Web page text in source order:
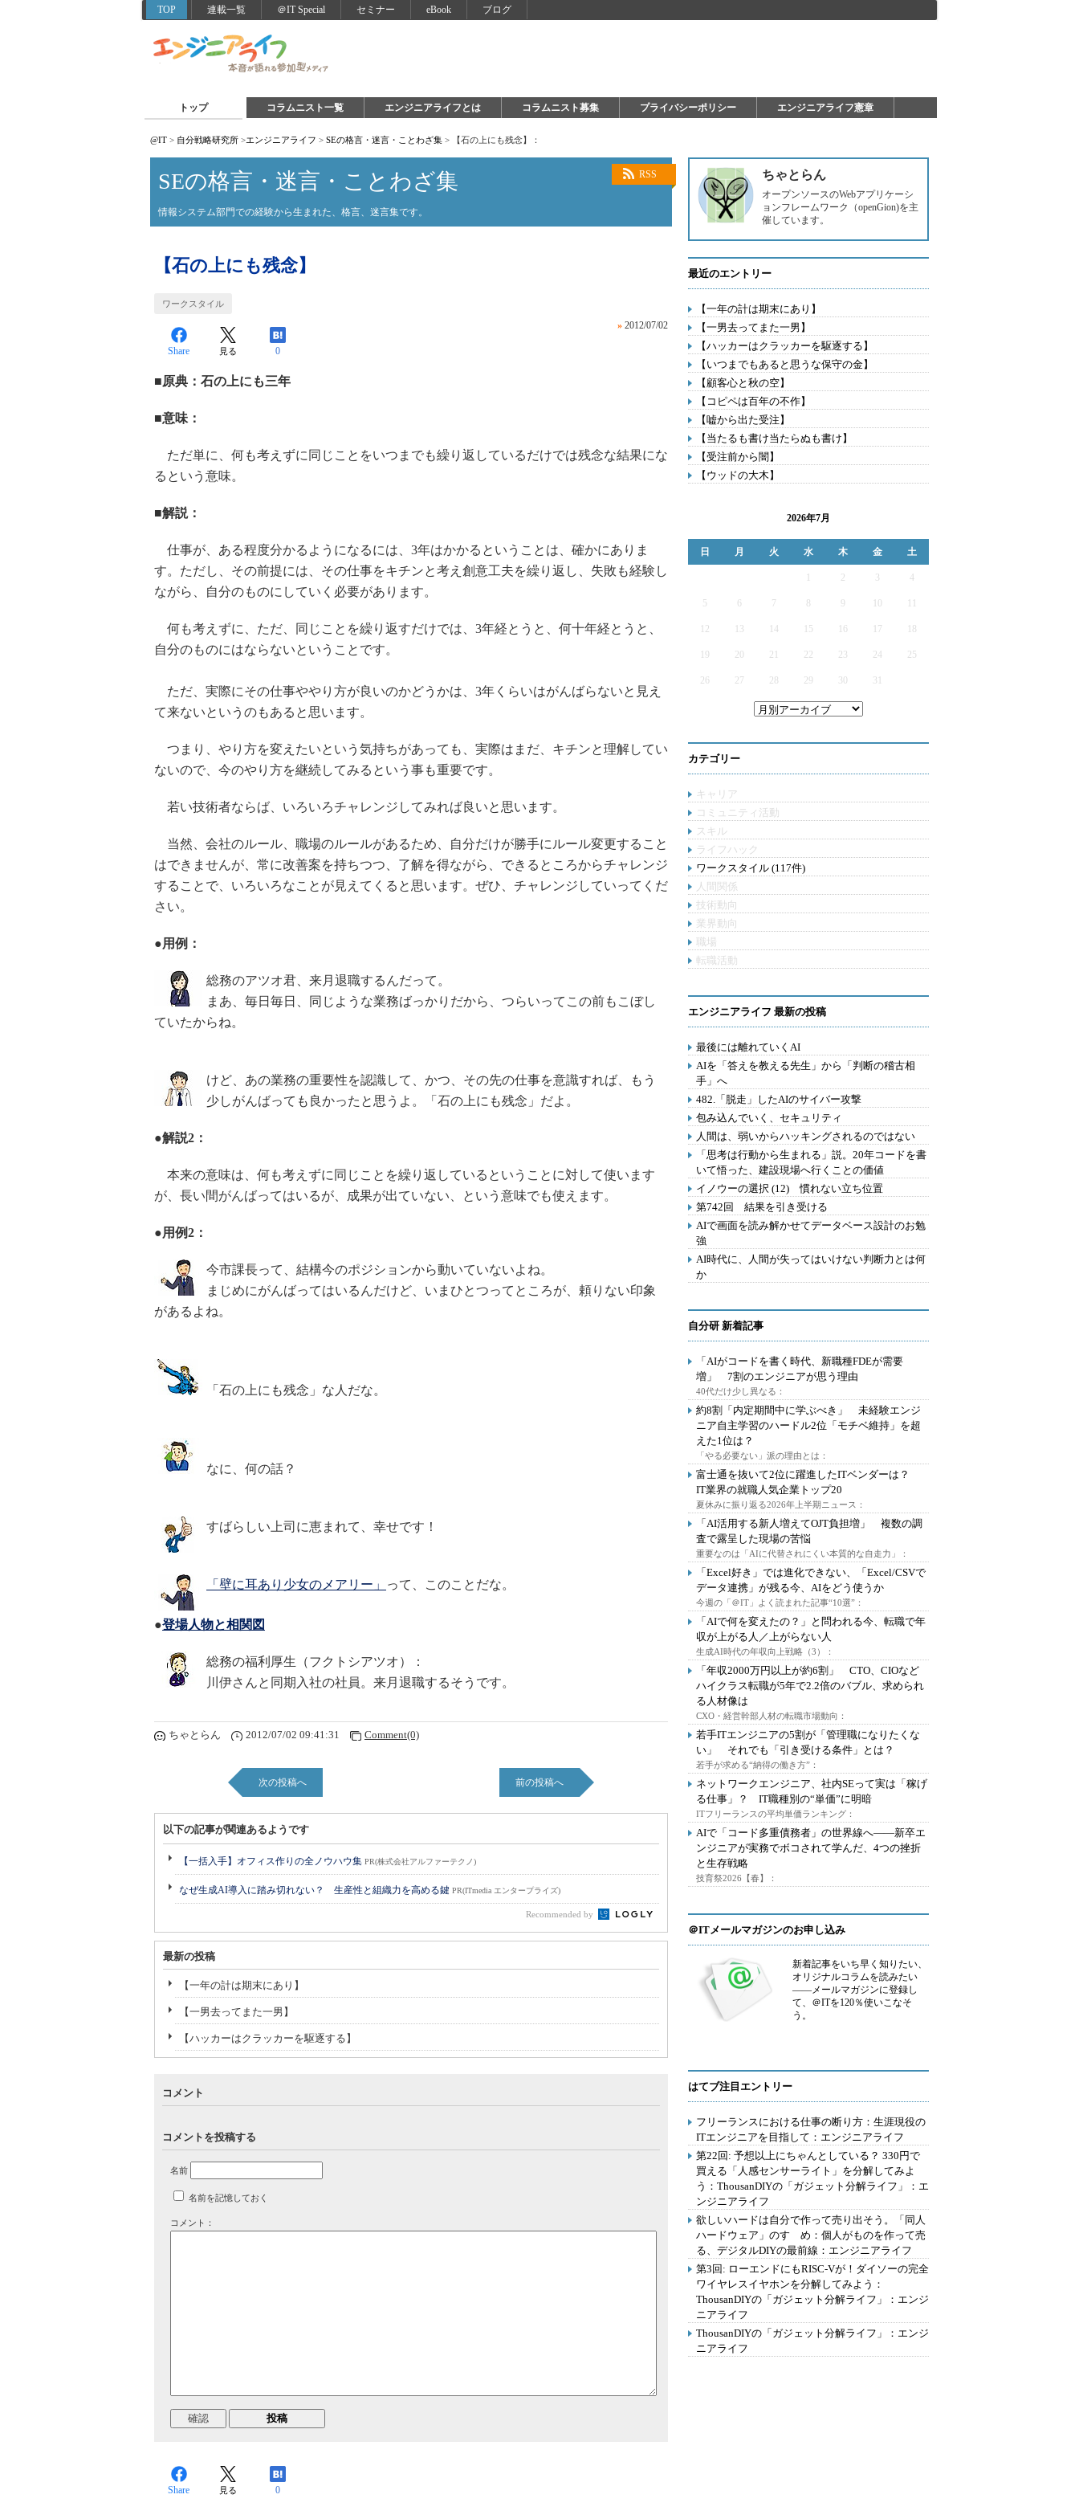
TOP 連載一覧 ＠IT Special セミナー eBook ブログ
トップ コラムニスト一覧 エンジニアライフとは コラムニスト募集 プライバシーポリシー エンジニアライフ憲章
@IT > 自分戦略研究所 >エンジニアライフ > SEの格言・迷言・ことわざ集 > 【石の上にも残念】：
RSS
SEの格言・迷言・ことわざ集
情報システム部門での経験から生まれた、格言、迷言集です。
【石の上にも残念】
ワークスタイル
» 2012/07/02
Share 見る 0
■原典：石の上にも三年
■意味：
ただ単に、何も考えずに同じことをいつまでも繰り返しているだけでは残念な結果にな
るという意味。
■解説：
仕事が、ある程度分かるようになるには、3年はかかるということは、確かにありま
す。ただし、その前提には、その仕事をキチンと考え創意工夫を繰り返し、失敗も経験し
ながら、自分のものにしていく必要があります。
何も考えずに、ただ、同じことを繰り返すだけでは、3年経とうと、何十年経とうと、
自分のものにはならないということです。
ただ、実際にその仕事ややり方が良いのかどうかは、3年くらいはがんばらないと見え
て来ないというのもあると思います。
つまり、やり方を変えたいという気持ちがあっても、実際はまだ、キチンと理解してい
ないので、今のやり方を継続してみるという事も重要です。
若い技術者ならば、いろいろチャレンジしてみれば良いと思います。
当然、会社のルール、職場のルールがあるため、自分だけが勝手にルール変更すること
はできませんが、常に改善案を持ちつつ、了解を得ながら、できるところからチャレンジ
することで、いろいろなことが見えてくると思います。ぜひ、チャレンジしていってくだ
さい。
●用例：
総務のアツオ君、来月退職するんだって。
まあ、毎日毎日、同じような業務ばっかりだから、つらいってこの前もこぼし
ていたからね。
けど、あの業務の重要性を認識して、かつ、その先の仕事を意識すれば、もう
少しがんばっても良かったと思うよ。「石の上にも残念」だよ。
●解説2：
本来の意味は、何も考えずに同じことを繰り返しているということに対して使います
が、長い間がんばってはいるが、成果が出ていない、という意味でも使えます。
●用例2：
今市課長って、結構今のポジションから動いていないよね。
まじめにがんばってはいるんだけど、いまひとつってところが、頼りない印象
があるよね。
「石の上にも残念」な人だな。
なに、何の話？
すばらしい上司に恵まれて、幸せです！
「壁に耳あり少女のメアリー」 って、このことだな。
●登場人物と相関図
総務の福利厚生（フクトシアツオ）：
川伊さんと同期入社の社員。来月退職するそうです。
ちゃとらん 2012/07/02 09:41:31 Comment(0)
次の投稿へ 前の投稿へ
以下の記事が関連あるようです
【一括入手】オフィス作りの全ノウハウ集 PR(株式会社アルファーテクノ)
なぜ生成AI導入に踏み切れない？ 生産性と組織力を高める鍵 PR(ITmedia エンタープライズ)
Recommended by
最新の投稿
【一年の計は期末にあり】
【一男去ってまた一男】
【ハッカーはクラッカーを駆逐する】
コメント
コメントを投稿する
名前
名前を記憶しておく
コメント：
Share 見る 0
ちゃとらん
オープンソースのWebアプリケーシ
ョンフレームワーク（openGion)を主
催しています。
最近のエントリー
【一年の計は期末にあり】
【一男去ってまた一男】
【ハッカーはクラッカーを駆逐する】
【いつまでもあると思うな保守の金】
【顧客心と秋の空】
【コピペは百年の不作】
【嘘から出た受注】
【当たるも書け当たらぬも書け】
【受注前から闇】
【ウッドの大木】
2026年7月
日 月 火 水 木 金 土
2 3 4
5 6 7 9
12 13 14 15 16 17
19 20 21 22 23 24 25
26 27 28 29 30 31
カテゴリー
キャリア
コミュニティ活動
スキル
ライフハック
ワークスタイル (117件)
人間関係
技術動向
業界動向
職場
転職活動
エンジニアライフ 最新の投稿
最後には離れていくAI
AIを「答えを教える先生」から「判断の稽古相
手」へ
482.「脱走」したAIのサイバー攻撃
包み込んでいく、セキュリティ
人間は、弱いからハッキングされるのではない
「思考は行動から生まれる」説。20年コードを書
いて悟った、建設現場へ行くことの価値
イノウーの選択 (12) 慣れない立ち位置
第742回 結果を引き受ける
AIで画面を読み解かせてデータベース設計のお勉
強
AI時代に、人間が失ってはいけない判断力とは何
か
自分研 新着記事
「AIがコードを書く時代、新職種FDEが需要
増」 7割のエンジニアが思う理由
40代だけ少し異なる：
約8割「内定期間中に学ぶべき」 未経験エンジ
ニア自主学習のハードル2位「モチベ維持」を超
えた1位は？
「やる必要ない」派の理由とは：
富士通を抜いて2位に躍進したITベンダーは？
IT業界の就職人気企業トップ20
夏休みに振り返る2026年上半期ニュース：
「AI活用する新人増えてOJT負担増」 複数の調
査で露呈した現場の苦悩
重要なのは「AIに代替されにくい本質的な自走力」：
「Excel好き」では進化できない、「Excel/CSVで
データ連携」が残る今、AIをどう使うか
今週の「＠IT」よく読まれた記事“10選”：
「AIで何を変えたの？」と問われる今、転職で年
収が上がる人／上がらない人
生成AI時代の年収向上戦略（3）：
「年収2000万円以上が約6割」 CTO、CIOなど
ハイクラス転職が5年で2.2倍のバブル、求められ
る人材像は
CXO・経営幹部人材の転職市場動向：
若手ITエンジニアの5割が「管理職になりたくな
い」 それでも「引き受ける条件」とは？
若手が求める“納得の働き方”：
ネットワークエンジニア、社内SEって実は「稼げ
る仕事」？ IT職種別の“単価”に明暗
ITフリーランスの平均単価ランキング：
AIで「コード多重債務者」の世界線へ――新卒エ
ンジニアが実務でボコされて学んだ、4つの挫折
と生存戦略
技育祭2026【春】：
＠ITメールマガジンのお申し込み
新着記事をいち早く知りたい、
オリジナルコラムを読みたい
――メールマガジンに登録し
て、＠ITを120％使いこなそ
う。
はてブ注目エントリー
フリーランスにおける仕事の断り方：生涯現役の
ITエンジニアを目指して：エンジニアライフ
第22回: 予想以上にちゃんとしている？ 330円で
買える「人感センサーライト」を分解してみよ
う：ThousanDIYの「ガジェット分解ライフ」：エ
ンジニアライフ
欲しいハードは自分で作って売り出そう。「同人
ハードウェア」のすゝめ：個人がものを作って売
る、デジタルDIYの最前線：エンジニアライフ
第3回: ローエンドにもRISC-Vが！ダイソーの完全
ワイヤレスイヤホンを分解してみよう：
ThousanDIYの「ガジェット分解ライフ」：エンジ
ニアライフ
ThousanDIYの「ガジェット分解ライフ」：エンジ
ニアライフ